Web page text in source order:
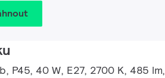
P45, 40 W, E27, 2700 K, 485 lm,